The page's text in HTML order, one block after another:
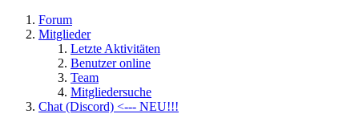
Forum
Mitglieder
Letzte Aktivitäten
Benutzer online
Team
Mitgliedersuche
Chat (Discord) <--- NEU!!!